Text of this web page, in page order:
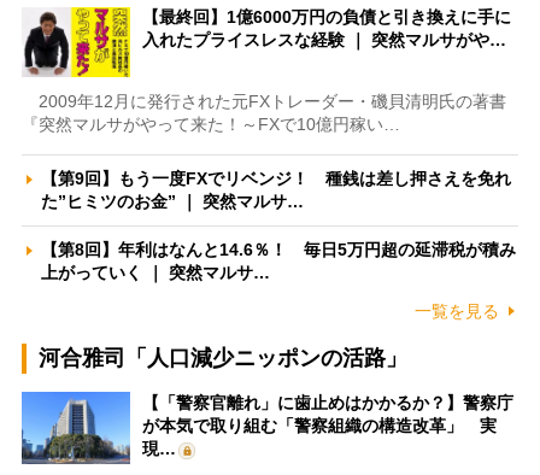
【最終回】1億6000万円の負債と引き換えに手に
入れたプライスレスな経験 ｜ 突然マルサがや…
2009年12月に発行された元FXトレーダー・磯貝清明氏の著書
『突然マルサがやって来た！～FXで10億円稼い…
【第9回】もう一度FXでリベンジ！ 種銭は差し押さえを免れ
た”ヒミツのお金” ｜ 突然マルサ…
【第8回】年利はなんと14.6％！ 毎日5万円超の延滞税が積み
上がっていく ｜ 突然マルサ…
一覧を見る
河合雅司「人口減少ニッポンの活路」
【「警察官離れ」に歯止めはかかるか？】警察庁
が本気で取り組む「警察組織の構造改革」 実
現…